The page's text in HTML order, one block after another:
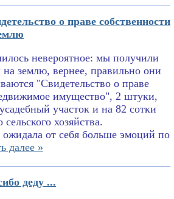
о праве собственности
невероятное: мы получили
на землю, вернее, правильно они
"Свидетельство о праве
имущество", 2 штуки,
участок и на 82 сотки
хозяйства.
от себя больше эмоций по
далее »
деду ...